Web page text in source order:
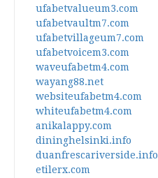
ufabetvalueum3.com
ufabetvaultm7.com
ufabetvillageum7.com
ufabetvoicem3.com
waveufabetm4.com
wayang88.net
websiteufabetm4.com
whiteufabetm4.com
anikalappy.com
dininghelsinki.info
duanfrescariverside.info
etilerx.com